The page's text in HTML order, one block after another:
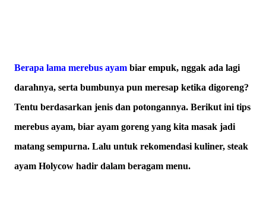
Berapa lama merebus ayam biar empuk, nggak ada lagi
darahnya, serta bumbunya pun meresap ketika digoreng?
Tentu berdasarkan jenis dan potongannya. Berikut ini tips
merebus ayam, biar ayam goreng yang kita masak jadi
matang sempurna. Lalu untuk rekomendasi kuliner, steak
ayam Holycow hadir dalam beragam menu.